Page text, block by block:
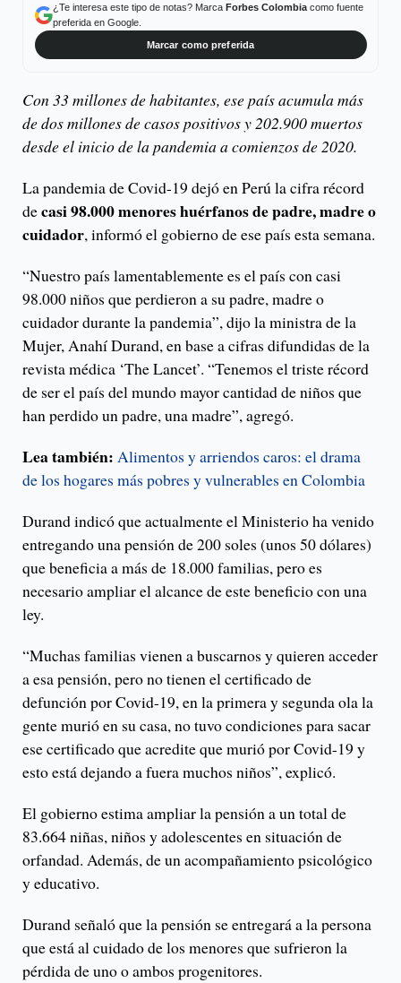
¿Te interesa este tipo de notas? Marca Forbes Colombiacomo fuente
preferida en Google.
Marcar como preferida
Con 33 millones de habitantes, ese país acumula más
de dos millones de casos positivos y 202.900 muertos
desde el inicio de la pandemia a comienzos de 2020.
La pandemia de Covid-19 dejó en Perú la cifra récord
decasi 98.000 menores huérfanos de padre, madre o
cuidador, informó el gobierno de ese país esta semana.
“Nuestro país lamentablemente es el país con casi
98.000 niños que perdieron a su padre, madre o
cuidador durante la pandemia”, dijo la ministra de la
Mujer, Anahí Durand, en base a cifras difundidas de la
revista médica ‘The Lancet’. “Tenemos el triste récord
de ser el país del mundo mayor cantidad de niños que
han perdido un padre, una madre”, agregó.
Lea también: Alimentos y arriendos caros: el drama
de los hogares más pobres y vulnerables en Colombia
Durand indicó que actualmente el Ministerio ha venido
entregando una pensión de 200 soles (unos 50 dólares)
que beneficia a más de 18.000 familias, pero es
necesario ampliar el alcance de este beneficio con una
ley.
“Muchas familias vienen a buscarnos y quieren acceder
a esa pensión, pero no tienen el certificado de
defunción por Covid-19, en la primera y segunda ola la
gente murió en su casa, no tuvo condiciones para sacar
ese certificado que acredite que murió por Covid-19 y
esto está dejando a fuera muchos niños”, explicó.
El gobierno estima ampliar la pensión a un total de
83.664 niñas, niños y adolescentes en situación de
orfandad. Además, de un acompañamiento psicológico
y educativo.
Durand señaló que la pensión se entregará a la persona
que está al cuidado de los menores que sufrieron la
pérdida de uno o ambos progenitores.